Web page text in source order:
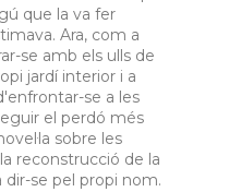
que la va fer
Ara, com a
se amb els ulls de
jardí interior i a
se a les
el perdó més
sobre les
reconstrucció de la
se pel propi nom.